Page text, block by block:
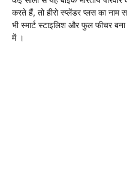
करते हैं, तो हीरो स्प्लेंडर प्लस का
भी स्मार्ट स्टाइलिश और फुल फीचर
में ।